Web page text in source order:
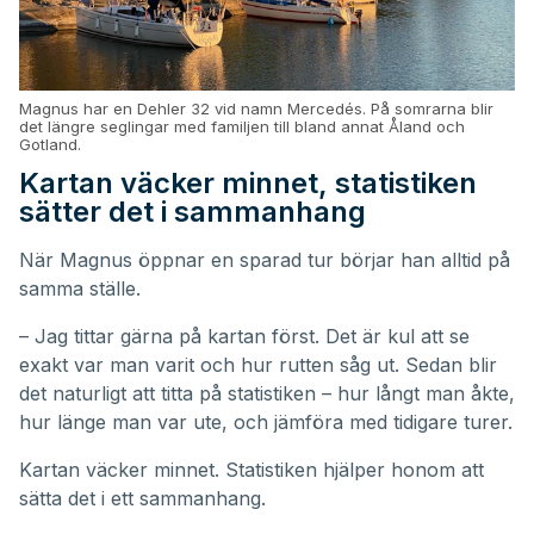
Magnus har en Dehler 32 vid namn Mercedés. På somrarna blir
det längre seglingar med familjen till bland annat Åland och
Gotland.
Kartan väcker minnet, statistiken
sätter det i sammanhang
När Magnus öppnar en sparad tur börjar han alltid på
samma ställe.
– Jag tittar gärna på kartan först. Det är kul att se
exakt var man varit och hur rutten såg ut. Sedan blir
det naturligt att titta på statistiken – hur långt man åkte,
hur länge man var ute, och jämföra med tidigare turer.
Kartan väcker minnet. Statistiken hjälper honom att
sätta det i ett sammanhang.